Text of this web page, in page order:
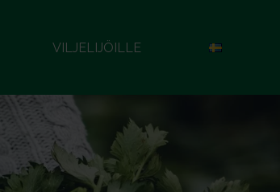
VILJELIJÖILLE